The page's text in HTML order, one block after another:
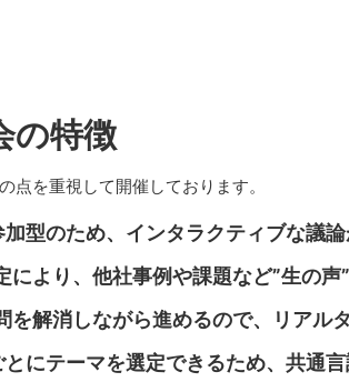
の特徴
点を重視して開催しております。
型のため、インタラクティブな議
により、他社事例や課題など”生の声
を解消しながら進めるので、リアル
にテーマを選定できるため、共通